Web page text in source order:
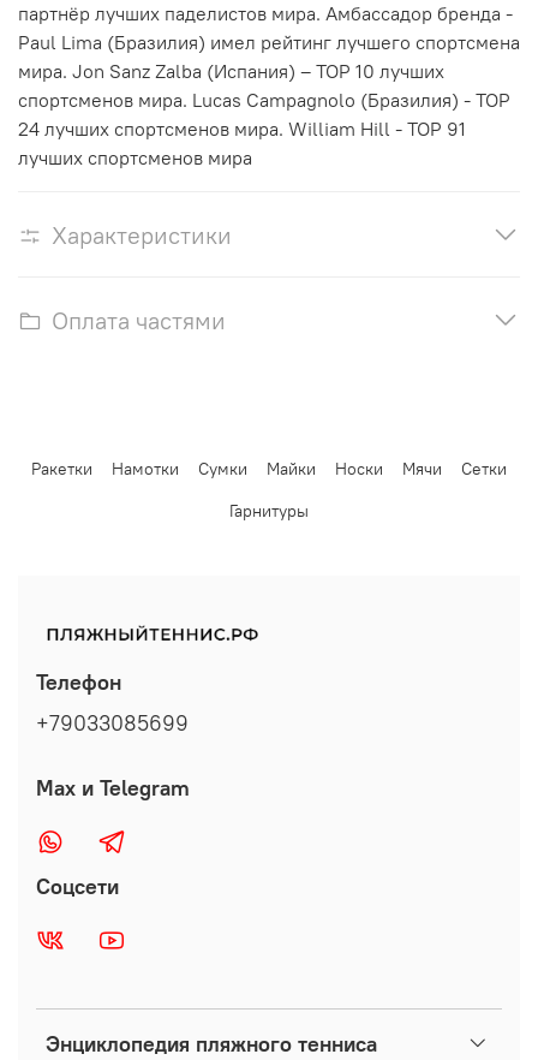
партнёр лучших паделистов мира. Амбассадор бренда -
Paul Lima (Бразилия) имел рейтинг лучшего спортсмена
мира. Jon Sanz Zalba (Испания) – TOP 10 лучших
спортсменов мира. Lucas Campagnolo (Бразилия) - TOP
24 лучших спортсменов мира. William Hill - TOP 91
лучших спортсменов мира
Характеристики
Оплата частями
Ракетки Намотки Сумки Майки Носки Мячи
Сетки
Гарнитуры
Энциклопедия пляжного тенниса
Телефон
+79033085699
Max и Telegram
Соцсети